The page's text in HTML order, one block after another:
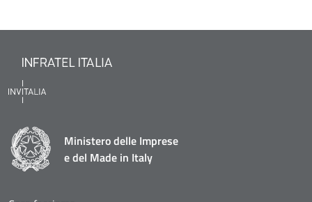
Ministero delle Imprese
e del Made in Italy